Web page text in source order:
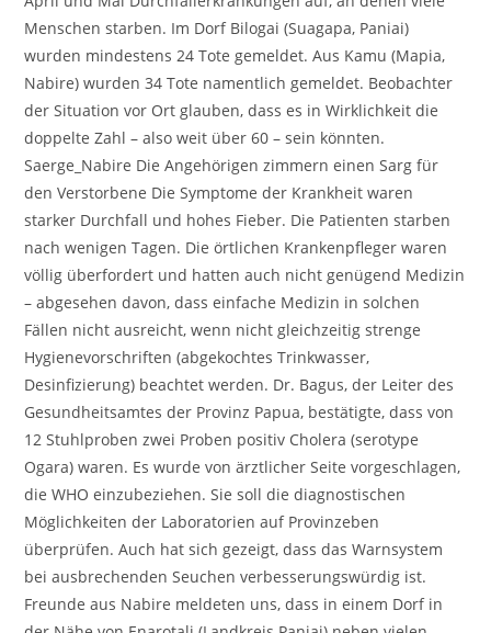
Menschen starben. Im Dorf Bilogai (Suagapa, Paniai)
wurden mindestens 24 Tote gemeldet. Aus Kamu (Mapia,
Nabire) wurden 34 Tote namentlich gemeldet. Beobachter
der Situation vor Ort glauben, dass es in Wirklichkeit die
doppelte Zahl – also weit über 60 – sein könnten.
Saerge_Nabire Die Angehörigen zimmern einen Sarg für
den Verstorbene Die Symptome der Krankheit waren
starker Durchfall und hohes Fieber. Die Patienten starben
nach wenigen Tagen. Die örtlichen Krankenpfleger waren
völlig überfordert und hatten auch nicht genügend Medizin
– abgesehen davon, dass einfache Medizin in solchen
Fällen nicht ausreicht, wenn nicht gleichzeitig strenge
Hygienevorschriften (abgekochtes Trinkwasser,
Desinfizierung) beachtet werden. Dr. Bagus, der Leiter des
Gesundheitsamtes der Provinz Papua, bestätigte, dass von
12 Stuhlproben zwei Proben positiv Cholera (serotype
Ogara) waren. Es wurde von ärztlicher Seite vorgeschlagen,
die WHO einzubeziehen. Sie soll die diagnostischen
Möglichkeiten der Laboratorien auf Provinzeben
überprüfen. Auch hat sich gezeigt, dass das Warnsystem
bei ausbrechenden Seuchen verbesserungswürdig ist.
Freunde aus Nabire meldeten uns, dass in einem Dorf in